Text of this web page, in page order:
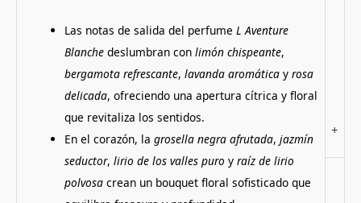
+
Las notas de salida del perfume L Aventure
Blanchedeslumbran con limón chispeante,
bergamota refrescante, lavanda aromáticay rosa
delicada, ofreciendo una apertura cítrica y floral
que revitaliza los sentidos.
En el corazón, la grosella negra afrutada, jazmín
seductor, lirio de los valles puro y raíz de lirio
polvosacrean un bouquet floral sofisticado que